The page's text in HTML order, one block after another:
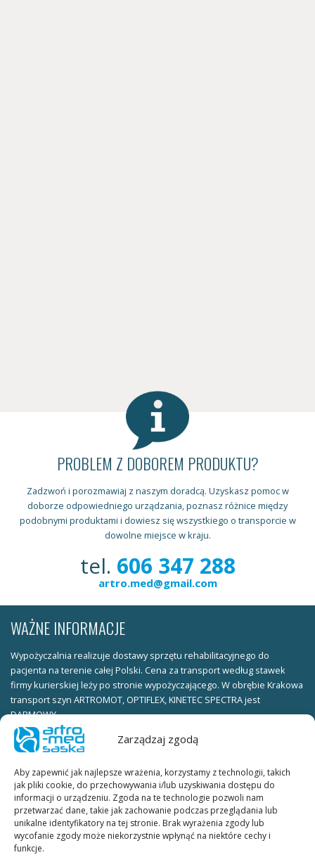
Zarządzaj zgodą
Aby zapewnić jak najlepsze wrażenia, korzystamy z technologii, takich
jak pliki cookie, do przechowywania i/lub uzyskiwania dostępu do
informacji o urządzeniu. Zgoda na te technologie pozwoli nam
przetwarzać dane, takie jak zachowanie podczas przeglądania lub
unikalne identyfikatory na tej stronie. Brak wyrażenia zgody lub
wycofanie zgody może niekorzystnie wpłynąć na niektóre cechy i
funkcje.
PROBLEM Z DOBOREM PRODUKTU?
Zadzwoń i porozmawiaj z naszym doradcą. Uzyskasz pomoc w
doborze odpowiedniego urządzania, poznasz różnice między
podobnymi produktami i dowiesz się wszystkiego o transporcie w
dowolne miejsce w kraju.
tel. 606 347 288
artro.med@gmail.com
WAŻNE INFORMACJE
Wypożyczalnia realizuje dostawy sprzętu rehabilitacyjnego do
pacjenta na terenie całej Polski. Cena za transport według stawek
firmy kurierskiej leży po stronie wypożyczającego. W obrębie Krakowa
transport szyn ARTROMOT, OPTIFLEX, KINETEC SPECTRA jest
DARMOWY.
Warunki wypożyczania:
numer telefonu KUBE_FAX lub skan dowodu osobistego (obie strony)
należy wysłać na adres e-mail.
W celu ustalenia terminu wypożyczenia prosimy o kontakt
telefoniczny lub mailowy.